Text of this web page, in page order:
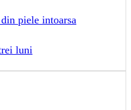
piele intoarsa
luni